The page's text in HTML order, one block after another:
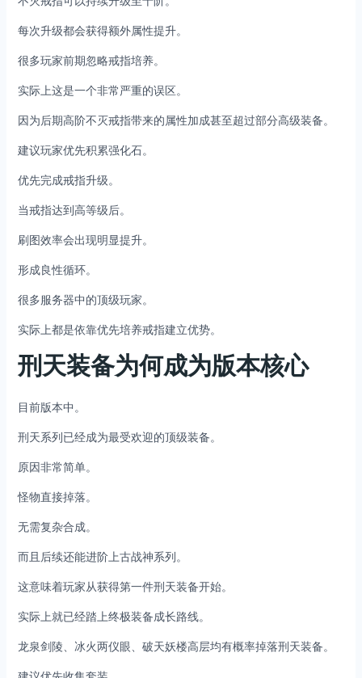
每次升级都会获得额外属性提升。
很多玩家前期忽略戒指培养。
实际上这是一个非常严重的误区。
因为后期高阶不灭戒指带来的属性加成甚至超过部分高级装备。
建议玩家优先积累强化石。
优先完成戒指升级。
当戒指达到高等级后。
刷图效率会出现明显提升。
形成良性循环。
很多服务器中的顶级玩家。
实际上都是依靠优先培养戒指建立优势。
刑天装备为何成为版本核心
目前版本中。
刑天系列已经成为最受欢迎的顶级装备。
原因非常简单。
怪物直接掉落。
无需复杂合成。
而且后续还能进阶上古战神系列。
这意味着玩家从获得第一件刑天装备开始。
实际上就已经踏上终极装备成长路线。
龙泉剑陵、冰火两仪眼、破天妖楼高层均有概率掉落刑天装备。